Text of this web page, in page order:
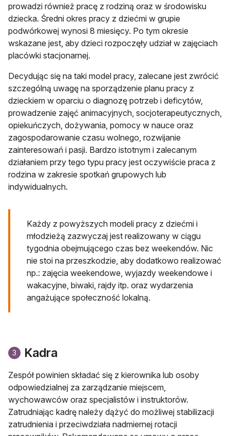
prowadzi również pracę z rodziną oraz w środowisku
dziecka. Średni okres pracy z dziećmi w grupie
podwórkowej wynosi 8 miesięcy. Po tym okresie
wskazane jest, aby dzieci rozpoczęły udział w zajęciach
placówki stacjonarnej.
Decydując się na taki model pracy, zalecane jest zwrócić
szczególną uwagę na sporządzenie planu pracy z
dzieckiem w oparciu o diagnozę potrzeb i deficytów,
prowadzenie zajęć animacyjnych, socjoterapeutycznych,
opiekuńczych, dożywania, pomocy w nauce oraz
zagospodarowanie czasu wolnego, rozwijanie
zainteresowań i pasji. Bardzo istotnym i zalecanym
działaniem przy tego typu pracy jest oczywiście praca z
rodzina w zakresie spotkań grupowych lub
indywidualnych.
Każdy z powyższych modeli pracy z dziećmi i
młodzieżą zazwyczaj jest realizowany w ciągu
tygodnia obejmującego czas bez weekendów. Nic
nie stoi na przeszkodzie, aby dodatkowo realizować
np.: zajęcia weekendowe, wyjazdy weekendowe i
wakacyjne, biwaki, rajdy itp. oraz wydarzenia
angażujące społeczność lokalną.
3 Kadra
Zespół powinien składać się z kierownika lub osoby
odpowiedzialnej za zarządzanie miejscem,
wychowawców oraz specjalistów i instruktorów.
Zatrudniając kadrę należy dążyć do możliwej stabilizacji
zatrudnienia i przeciwdziała nadmiernej rotacji